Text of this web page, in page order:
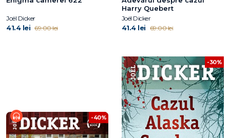
Joël Dicker
41.4 lei 69.00 lei
Harry Quebert
Joël Dicker
41.4 lei 69.00 lei
-40%
-30%